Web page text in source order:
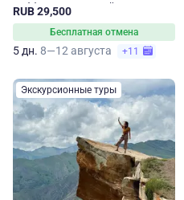
субботам на 5 дней
RUB 29,500
Бесплатная отмена
5 дн. 8—12 августа +11
Экскурсионные туры